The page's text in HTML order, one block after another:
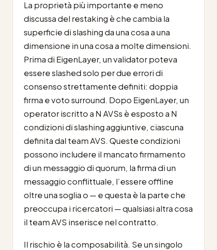
La proprietà più importante e meno
discussa del restaking è che cambia la
superficie di slashing da una cosa a una
dimensione in una cosa a molte dimensioni.
Prima di EigenLayer, un validator poteva
essere slashed solo per due errori di
consenso strettamente definiti: doppia
firma e voto surround. Dopo EigenLayer, un
operator iscritto a N AVSs è esposto a N
condizioni di slashing aggiuntive, ciascuna
definita dal team AVS. Queste condizioni
possono includere il mancato firmamento
di un messaggio di quorum, la firma di un
messaggio conflittuale, l’essere offline
oltre una soglia o — e questa è la parte che
preoccupa i ricercatori — qualsiasi altra cosa
il team AVS inserisce nel contratto.
Il rischio è la composabilità. Se un singolo